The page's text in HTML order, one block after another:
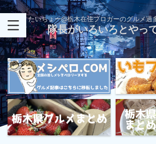
たいちょー@栃木在住ブロガーのグルメ過
隊長がいろいろとやっ